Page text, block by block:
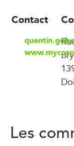
Contact
Les